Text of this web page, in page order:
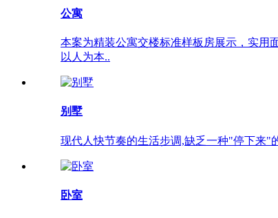
公寓
本案为精装公寓交楼标准样板房展示，实用
以人为本..
别墅
现代人快节奏的生活步调,缺乏一种"停下来"
卧室